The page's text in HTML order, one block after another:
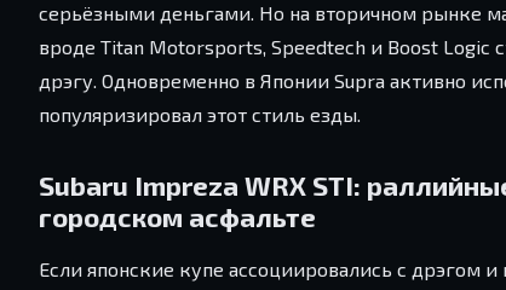
серьёзными деньгами. Но на вторичном рынке
вроде Titan Motorsports, Speedtech и Boost Logic
дрэгу. Одновременно в Японии Supra активно
популяризировал этот стиль езды.
Subaru Impreza WRX STI:
городском асфальте
Если японские купе ассоциировались с дрэгом